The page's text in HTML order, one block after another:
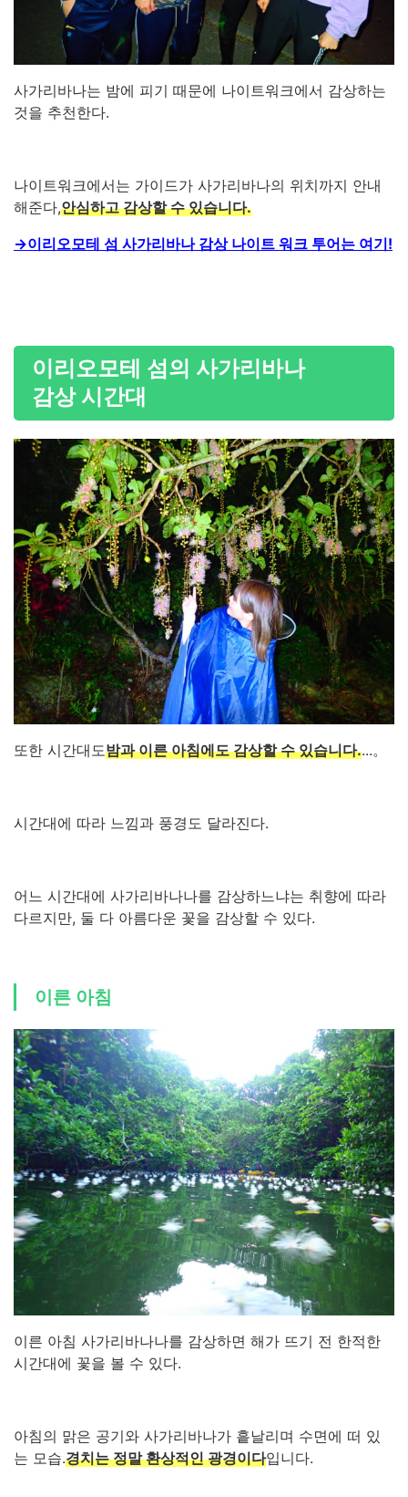
사가리바나는 밤에 피기 때문에 나이트워크에서 감상하는
것을 추천한다.
나이트워크에서는 가이드가 사가리바나의 위치까지 안내
해준다,안심하고 감상할 수 있습니다.
→이리오모테 섬 사가리바나 감상 나이트 워크 투어는 여기!
이리오모테 섬의 사가리바나
감상 시간대
또한 시간대도밤과 이른 아침에도 감상할 수 있습니다....。
시간대에 따라 느낌과 풍경도 달라진다.
어느 시간대에 사가리바나나를 감상하느냐는 취향에 따라
다르지만, 둘 다 아름다운 꽃을 감상할 수 있다.
이른 아침
이른 아침 사가리바나나를 감상하면 해가 뜨기 전 한적한
시간대에 꽃을 볼 수 있다.
아침의 맑은 공기와 사가리바나가 흩날리며 수면에 떠 있
는 모습.경치는 정말 환상적인 광경이다입니다.